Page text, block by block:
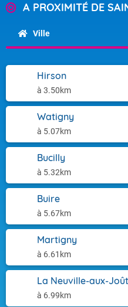
A PROXIMITÉ DE
Ville
Hirson
à 3.50km
Watigny
à 5.07km
Bucilly
à 5.32km
Buire
à 5.67km
Martigny
à 6.61km
La Neuville-aux-
à 6.99km